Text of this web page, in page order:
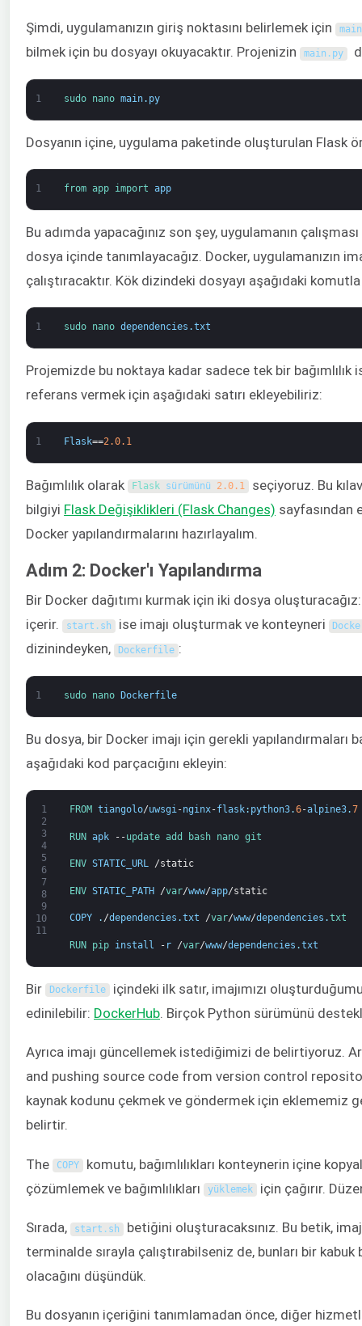
Şimdi, uygulamanızın giriş noktasını belirlemek için main
bilmek için bu dosyayı okuyacaktır. Projenizin main . py
1 sudo nano main. py
Dosyanın içine, uygulama paketinde oluşturulan Flask
1 from app import app
Bu adımda yapacağınız son şey, uygulamanın
dosya içinde tanımlayacağız. Docker, uygulamanızın
çalıştıracaktır. Kök dizindeki dosyayı aşağıdaki komutla
1 sudo nano dependencies .txt
Projemizde bu noktaya kadar sadece tek bir
referans vermek için aşağıdaki satırı ekleyebiliriz:
1 Flask==2.0.1
Bağımlılık olarak Flask sürümünü 2.0.1 seçiyoruz. Bu
bilgiyi Flask Değişiklikleri (Flask Changes) sayfasından
Docker yapılandırmalarını hazırlayalım.
Adım 2: Docker'ı Yapılandırma
Bir Docker dağıtımı kurmak için iki dosya
içerir.
start . sh ise imajı oluşturmak ve konteyneri
dizinindeyken, Dockerfile :
1 sudo nano Dockerfile
Bu dosya, bir Docker imajı için gerekli yapılandırmaları
aşağıdaki kod parçacığını ekleyin:
1
2
3
4
5
6
7
8
9
10
11
FROM tiangolo/uwsgi-nginx-flask: python3.6-alpine3.7
RUN apk --update add bash nano git
ENV STATIC_URL /static
ENV STATIC_PATH /var/www/app/static
COPY . /dependencies .txt /var/www/dependencies .txt
RUN pip install - r /var/www/dependencies .txt
Bir Dockerfile içindeki ilk satır, imajımızı
edinilebilir: DockerHub . Birçok Python sürümünü
Ayrıca imajı güncellemek istediğimizi de belirtiyoruz.
and pushing source code from version control
kaynak kodunu çekmek ve göndermek için eklememiz
belirtir.
The COPY komutu, bağımlılıkları konteynerin içine
çözümlemek ve bağımlılıkları
yüklemek için çağırır.
Sırada, start . sh betiğini oluşturacaksınız. Bu betik,
terminalde sırayla çalıştırabilseniz de, bunları bir
olacağını düşündük.
Bu dosyanın içeriğini tanımlamadan önce, diğer